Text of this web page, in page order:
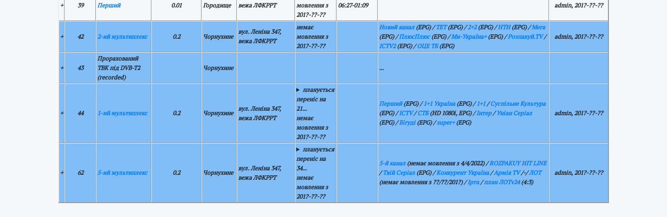
+ 39 Перший 0.01 Городище вежа ЛФКРРТ
мовлення з
201?-??-??
06:27-01:09 admin, 201?-??-??
+ 42 2-ий мультиплекс 0.2 Чорнухине
вул. Леніна 347,
вежа ЛФКРРТ
немає
мовлення з
201?-??-??
Новий канал(EPG) /ТЕТ(EPG) /2+2(EPG) /НТН(EPG) /Мега
(EPG) /ПлюсПлюс(EPG) /Ми-Україна+(EPG) /Розпакуй.TV/
ICTV2(EPG) /ОЦЕ ТБ(EPG)
admin, 201?-??-??
+ 43
Прорахований
ТВК під DVB-T2
(recorded)
Чорнухине ...
+ 44 1-ий мультиплекс 0.2 Чорнухине
вул. Леніна 347,
вежа ЛФКРРТ
планується
переніс на
21...
немає
мовлення з
201?-??-??
Перший(EPG) /1+1 Україна(EPG) /1+1/Суспільне Культура
(EPG) /ICTV/СТБ(HD 1080i, EPG) /Інтер/Уніан Серіал
(EPG) /Бігуді(EPG) /super+(EPG)
admin, 201?-??-??
+ 62 5-ий мультиплекс 0.2 Чорнухине
вул. Леніна 347,
вежа ЛФКРРТ
планується
переніс на
34...
немає
мовлення з
201?-??-??
5-й канал(немає мовлення з 4/4/2022)/ROZPAKUY HIT LINE
/Твій Серіал(EPG) /Конкурент Україна/Армія TV/-/ЛОТ
(немає мовлення з ??/??/201?) /Ірта/план ЛОТv24(4:3)
admin, 201?-??-??